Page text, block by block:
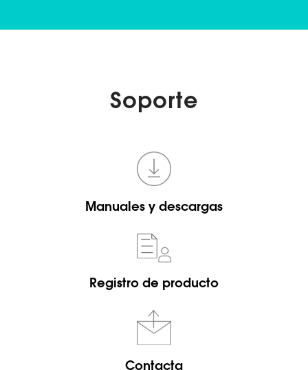
Soporte
Manuales y descargas
Registro de producto
Contacta